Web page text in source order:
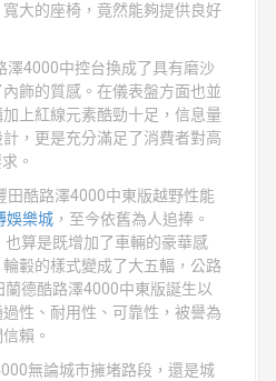
大的座椅，竟然能夠提供良好
4000中控台換成了具有磨沙
飾的質感。在儀表盤方面也並
上紅線元素酷勁十足，信息量
，更是充分滿足了消費者對高
。
酷路澤4000中東版越野性能
娛樂城 ，至今依舊為人追捧。
算是既增加了車輛的豪華感
轂的樣式變成了大五輻，公路
德酷路澤4000中東版誕生以
性、耐用性、可靠性，被譽為
賴。
無論城市擁堵路段，還是城